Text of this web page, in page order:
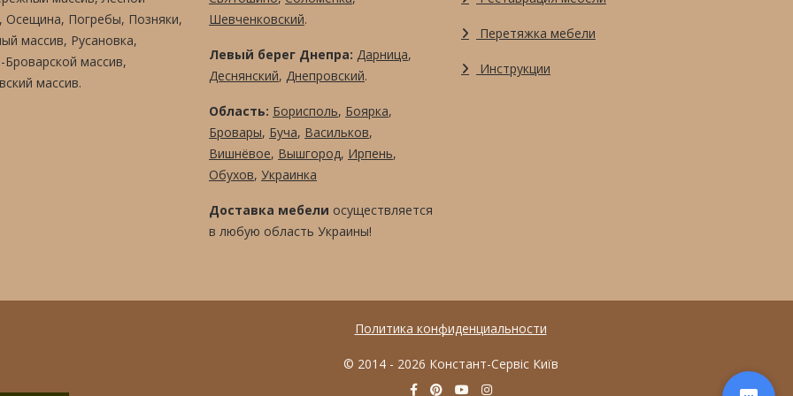
Осещина, Погребы, Позняки,
массив, Русановка,
Броварской массив,
массив.
Шевченковский.
Левый берег Днепра: Дарница,
Деснянский, Днепровский.
Область: Борисполь, Боярка,
Бровары, Буча, Васильков,
Вишнёвое, Вышгород, Ирпень,
Обухов, Украинка
Доставка мебели осуществляется
в любую область Украины!
Перетяжка мебели
Инструкции
Политика конфиденциальности
© 2014 - 2026 Констант-Сервіс Київ